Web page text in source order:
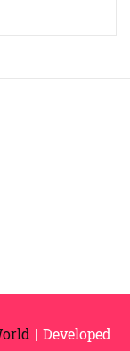
| Developed